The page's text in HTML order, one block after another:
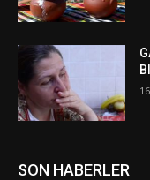
SON HABERLER